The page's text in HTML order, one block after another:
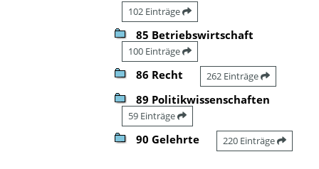
102 Einträge
85 Betriebswirtschaft
100 Einträge
86 Recht 262 Einträge
89 Politikwissenschaften
59 Einträge
90 Gelehrte 220 Einträge